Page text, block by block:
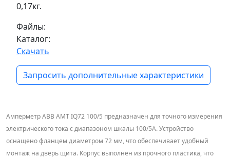
0,17кг.
Файлы:
Каталог:
Скачать
Запросить дополнительные характеристики
Амперметр ABB AMT IQ72 100/5 предназначен для точного измерения
электрического тока с диапазоном шкалы 100/5А. Устройство
оснащено фланцем диаметром 72 мм, что обеспечивает удобный
монтаж на дверь щита. Корпус выполнен из прочного пластика, что